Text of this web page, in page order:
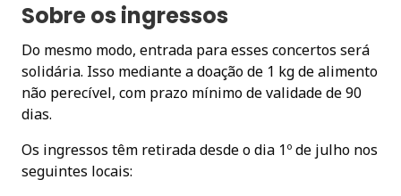
Sobre os ingressos
Do mesmo modo, entrada para esses concertos será
solidária. Isso mediante a doação de 1 kg de alimento
não perecível, com prazo mínimo de validade de 90
dias.
Os ingressos têm retirada desde o dia 1º de julho nos
seguintes locais: